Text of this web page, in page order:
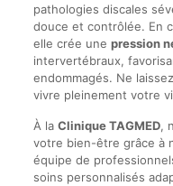
pathologies discales
douce et contrôlée. En
elle crée une pression
intervertébraux,
endommagés. Ne
vivre pleinement votre
À la Clinique TAGMED,
votre bien-être grâce à
équipe de
soins personnalisés